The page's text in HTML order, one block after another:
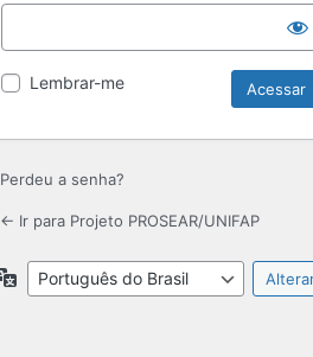
Lembrar-me
Perdeu a senha?
← Ir para Projeto PROSEAR/UNIFAP
Idioma